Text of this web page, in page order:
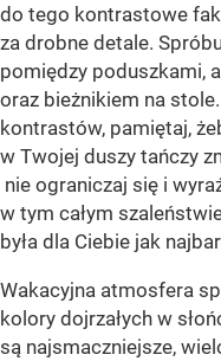
do tego kontrastowe
za drobne detale.
pomiędzy poduszkami,
oraz bieżnikiem na
kontrastów, pamiętaj,
w Twojej duszy tańczy
nie ograniczaj się i
w tym całym
była dla Ciebie jak
Wakacyjna atmosfera
kolory dojrzałych w
są najsmaczniejsze,